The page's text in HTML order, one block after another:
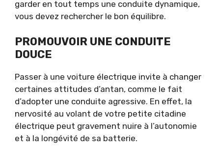
garder en tout temps une conduite dynamique,
vous devez rechercher le bon équilibre.
PROMOUVOIR UNE CONDUITE
DOUCE
Passer à une voiture électrique invite à changer
certaines attitudes d’antan, comme le fait
d’adopter une conduite agressive. En effet, la
nervosité au volant de votre petite citadine
électrique peut gravement nuire à l’autonomie
et à la longévité de sa batterie.